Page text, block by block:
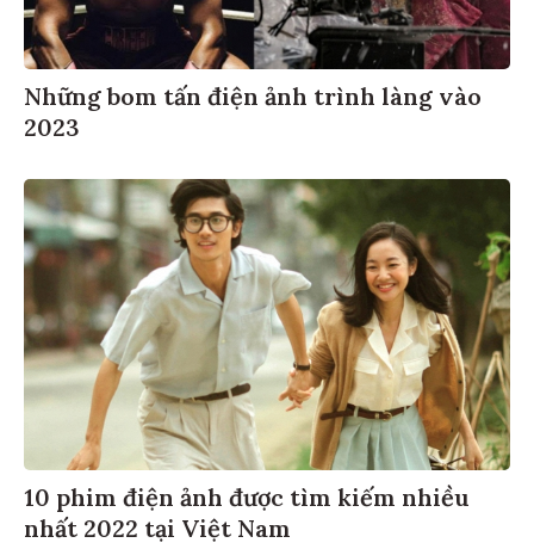
Những bom tấn điện ảnh trình làng vào
2023
10 phim điện ảnh được tìm kiếm nhiều
nhất 2022 tại Việt Nam